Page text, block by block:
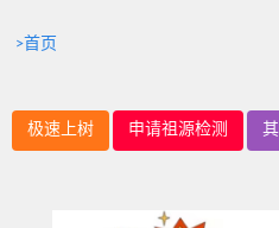
>首页
极速上树 申请祖源检测